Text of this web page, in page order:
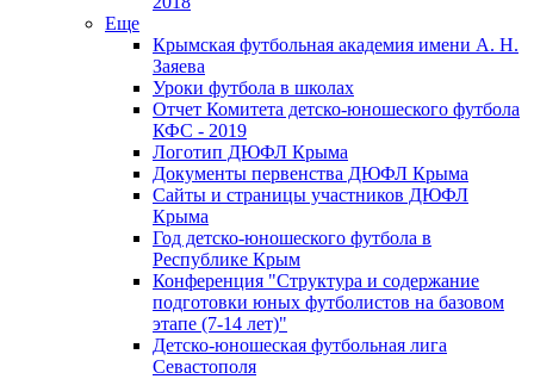
Еще
Крымская футбольная академия имени А. Н.
Заяева
Уроки футбола в школах
Отчет Комитета детско-юношеского футбола
КФС - 2019
Логотип ДЮФЛ Крыма
Документы первенства ДЮФЛ Крыма
Сайты и страницы участников ДЮФЛ
Крыма
Год детско-юношеского футбола в
Республике Крым
Конференция "Структура и содержание
подготовки юных футболистов на базовом
этапе (7-14 лет)"
Детско-юношеская футбольная лига
Севастополя